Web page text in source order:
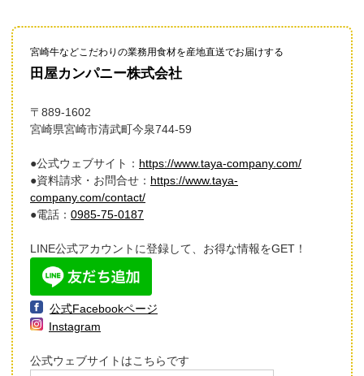
宮崎牛などこだわりの業務用食材を産地直送でお届けする
田屋カンパニー株式会社
〒889-1602
宮崎県宮崎市清武町今泉744-59
●公式ウェブサイト： https://www.taya-company.com/
●資料請求・お問合せ： https://www.taya-
company.com/contact/
●電話： 0985-75-0187
LINE公式アカウントに登録して、お得な情報をGET！
公式Facebookページ
Instagram
公式ウェブサイトはこちらです